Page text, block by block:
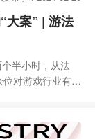
大案” | 游法
半小时，从法
对游戏行业有长
讯服务）进行了